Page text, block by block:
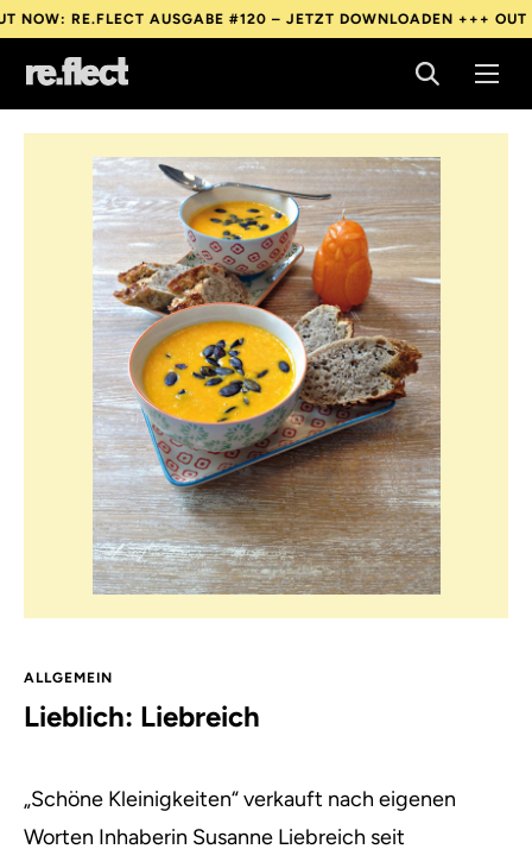
RE.FLECT AUSGABE #120 – JETZT DOWNLOADEN +++OUT NOW:
RE.FLECT AUSGABE #120 – JETZT DOWNLOADEN +++
ALLGEMEIN
Lieblich: Liebreich
„Schöne Kleinigkeiten“ verkauft nach eigenen
Worten Inhaberin Susanne Liebreich seit